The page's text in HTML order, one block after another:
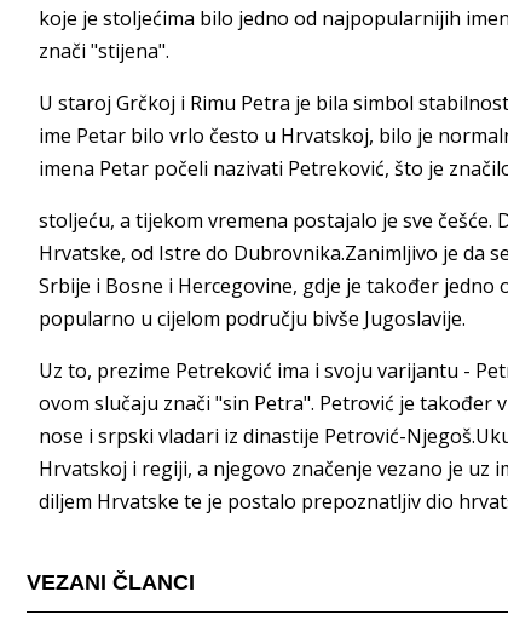
koje je stoljećima bilo jedno od najpopularnijih
znači "stijena".
U staroj Grčkoj i Rimu Petra je bila simbol
ime Petar bilo vrlo često u Hrvatskoj, bilo je
imena Petar počeli nazivati Petreković, što je
stoljeću, a tijekom vremena postajalo je sve
Hrvatske, od Istre do Dubrovnika.Zanimljivo je da
Srbije i Bosne i Hercegovine, gdje je također jedno
popularno u cijelom području bivše Jugoslavije.
Uz to, prezime Petreković ima i svoju varijantu -
ovom slučaju znači "sin Petra". Petrović je također
nose i srpski vladari iz dinastije Petrović-
Hrvatskoj i regiji, a njegovo značenje vezano je uz
diljem Hrvatske te je postalo prepoznatljiv dio
VEZANI ČLANCI